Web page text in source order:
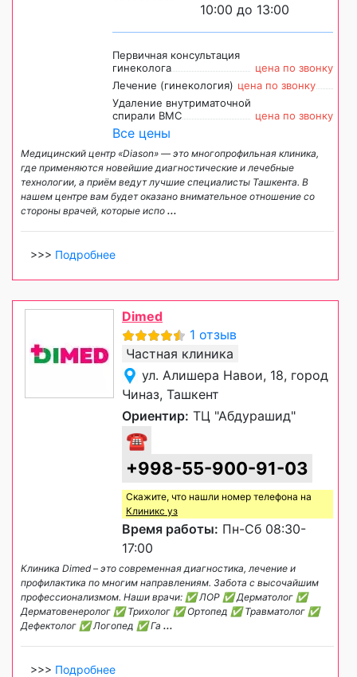
10:00 до 13:00
Первичная консультация
гинеколога
цена по звонку
Лечение (гинекология) цена по звонку
Удаление внутриматочной
спирали ВМС
цена по звонку
Все цены
Медицинский центр «Diason» — это многопрофильная клиника,
где применяются новейшие диагностические и лечебные
технологии, а приём ведут лучшие специалисты Ташкента. В
нашем центре вам будет оказано внимательное отношение со
стороны врачей, которые испо ...
>>> Подробнее
Dimed
1 отзыв
Частная клиника
ул. Алишера Навои, 18, город
Чиназ, Ташкент
Ориентир: ТЦ "Абдурашид"
☎
+998-55-900-91-03
Скажите, что нашли номер телефона на
Клиникс уз
Время работы: Пн-Сб 08:30-
17:00
Клиника Dimed – это современная диагностика, лечение и
профилактика по многим направлениям. Забота с высочайшим
профессионализмом. Наши врачи: ✅ ЛОР ✅ Дерматолог ✅
Дерматовенеролог ✅ Трихолог ✅ Ортопед ✅ Травматолог ✅
Дефектолог ✅ Логопед ✅ Га ...
>>> Подробнее